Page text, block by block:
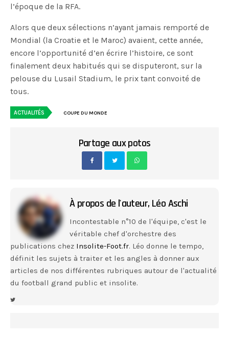
l’époque de la RFA.
Alors que deux sélections n’ayant jamais remporté de
Mondial (la Croatie et le Maroc) avaient, cette année,
encore l’opportunité d’en écrire l’histoire, ce sont
finalement deux habitués qui se disputeront, sur la
pelouse du Lusail Stadium, le prix tant convoité de
tous.
ACTUALITÉS COUPE DU MONDE
Partage aux potos
À propos de l'auteur, Léo Aschi
Incontestable n°10 de l'équipe, c'est le
véritable chef d'orchestre des
publications chez Insolite-Foot.fr. Léo donne le tempo,
définit les sujets à traiter et les angles à donner aux
articles de nos différentes rubriques autour de l'actualité
du football grand public et insolite.